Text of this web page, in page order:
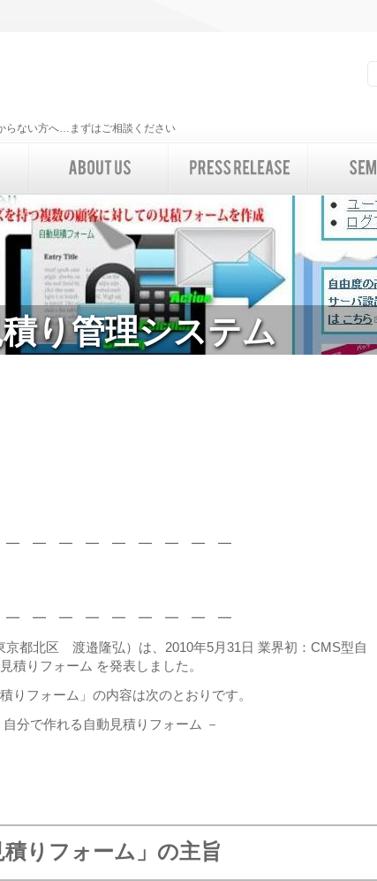
らない方へ…まずはご相談ください
り管理システム
━ ━ ━ ━ ━ ━ ━ ━
━ ━ ━ ━ ━ ━ ━ ━
京都北区 渡邉隆弘）は、2010年5月31日 業界初：CMS型自
積りフォーム を発表しました。
りフォーム」の内容は次のとおりです。
分で作れる自動見積りフォーム －
積りフォーム」の主旨